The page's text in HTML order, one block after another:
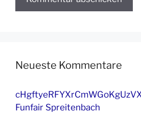
Neueste Kommentare
Funfair Spreitenbach